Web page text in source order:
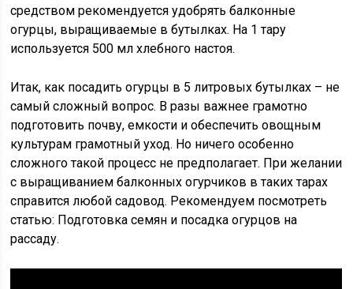
средством рекомендуется удобрять балконные
огурцы, выращиваемые в бутылках. На 1 тару
используется 500 мл хлебного настоя.
Итак, как посадить огурцы в 5 литровых бутылках – не
самый сложный вопрос. В разы важнее грамотно
подготовить почву, емкости и обеспечить овощным
культурам грамотный уход. Но ничего особенно
сложного такой процесс не предполагает. При желании
с выращиванием балконных огурчиков в таких тарах
справится любой садовод. Рекомендуем посмотреть
статью: Подготовка семян и посадка огурцов на
рассаду.